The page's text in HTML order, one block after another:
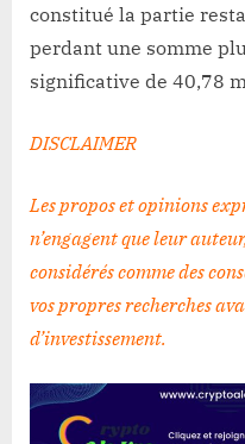
constitué la partie
perdant une somme
significative de 40,78
DISCLAIMER
Les propos et opinions
n’engagent que leur
considérés comme des
vos propres recherches
d’investissement.